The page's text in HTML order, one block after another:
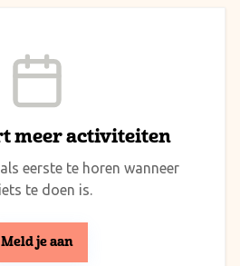
meer activiteiten
eerste te horen wanneer
te doen is.
Meld je aan